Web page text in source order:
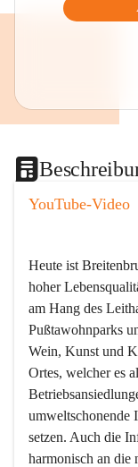
YouTube-Video
Heute ist
hoher
am Hang des
Pußtawohnparks
Wein, Kunst und
Ortes, welcher es
umweltschonende
setzen. Auch die
harmonisch an die